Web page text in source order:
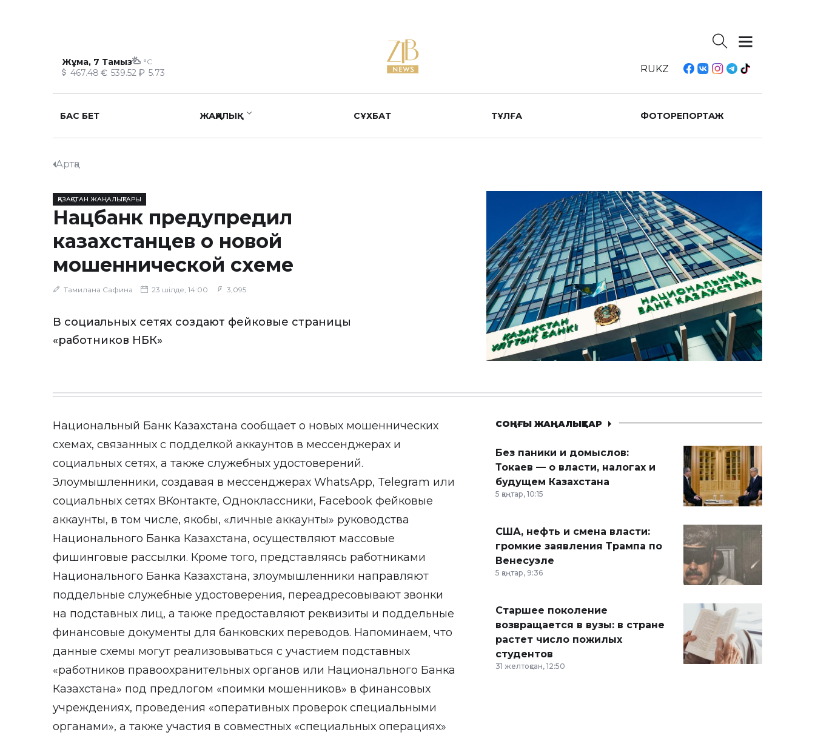
Жұма, 7 Тамыз °C
467.48 539.52 5.73 RUKZ
БАС БЕТ ЖАҢАЛЫҚ СҰХБАТ ТҰЛҒА ФОТОРЕПОРТАЖ
Артқа
ҚАЗАҚСТАН ЖАҢАЛЫҚТАРЫ
Нацбанк предупредил
казахстанцев о новой
мошеннической схеме
Тамилана Сафина 23 шілде, 14:00 3,095
В социальных сетях создают фейковые страницы
«работников НБК»
Национальный Банк Казахстана сообщает о новых мошеннических
схемах, связанных с подделкой аккаунтов в мессенджерах и
социальных сетях, а также служебных удостоверений.
Злоумышленники, создавая в мессенджерах WhatsApp, Telegram или
социальных сетях ВКонтакте, Одноклассники, Facebook фейковые
аккаунты, в том числе, якобы, «личные аккаунты» руководства
Национального Банка Казахстана, осуществляют массовые
фишинговые рассылки. Кроме того, представляясь работниками
Национального Банка Казахстана, злоумышленники направляют
поддельные служебные удостоверения, переадресовывают звонки
на подставных лиц, а также предоставляют реквизиты и поддельные
финансовые документы для банковских переводов. Напоминаем, что
данные схемы могут реализовываться с участием подставных
«работников правоохранительных органов или Национального Банка
Казахстана» под предлогом «поимки мошенников» в финансовых
учреждениях, проведения «оперативных проверок специальными
органами», а также участия в совместных «специальных операциях»
СОҢҒЫ ЖАҢАЛЫҚТАР
Без паники и домыслов:
Токаев — о власти, налогах и
будущем Казахстана
5 қаңтар, 10:15
США, нефть и смена власти:
громкие заявления Трампа по
Венесуэле
5 қаңтар, 9:36
Старшее поколение
возвращается в вузы: в стране
растет число пожилых
студентов
31 желтоқсан, 12:50